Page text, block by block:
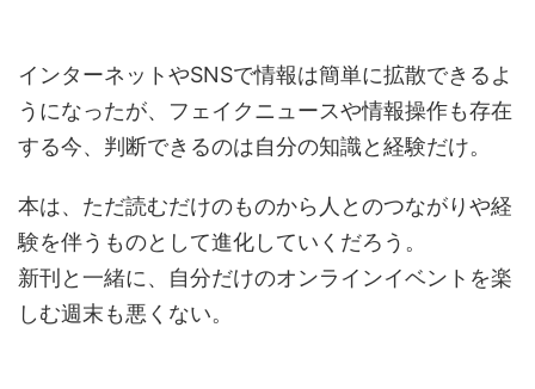
インターネットやSNSで情報は簡単に拡散できるよ
うになったが、フェイクニュースや情報操作も存在
する今、判断できるのは自分の知識と経験だけ。
本は、ただ読むだけのものから人とのつながりや経
験を伴うものとして進化していくだろう。
新刊と一緒に、自分だけのオンラインイベントを楽
しむ週末も悪くない。